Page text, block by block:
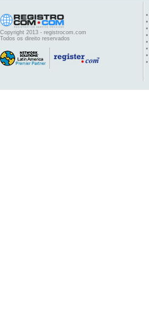
Copyright 2013 - registrocom.com
Todos os direito reservados
•
•
•
•
•
•
•
•